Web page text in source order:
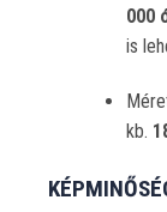
000
is
kb.